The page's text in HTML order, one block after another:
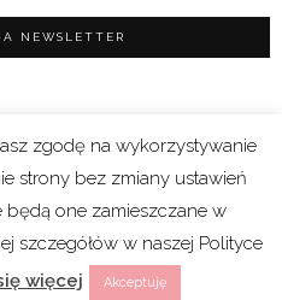
prywatności (RODO)
Life. We współpracy z
zgodę na wykorzystywanie
strony bez zmiany ustawień
będą one zamieszczane w
szczegółów w naszej Polityce
więcej Akceptuję